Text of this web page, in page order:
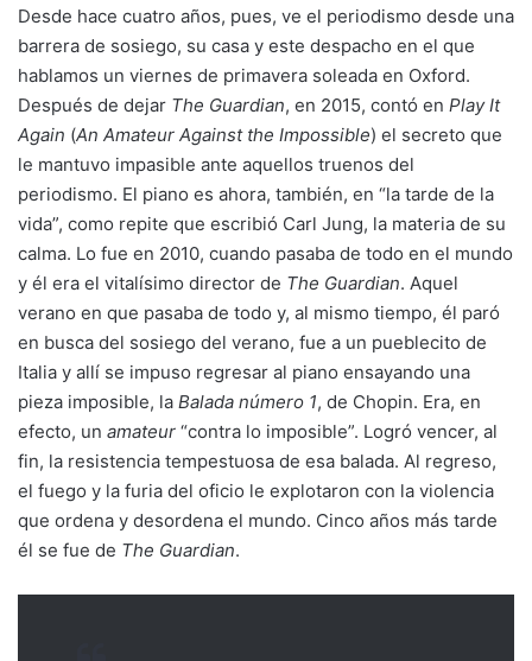
Desde hace cuatro años, pues, ve el periodismo desde una
barrera de sosiego, su casa y este despacho en el que
hablamos un viernes de primavera soleada en Oxford.
Después de dejar The Guardian, en 2015, contó en Play It
Again (An Amateur Against the Impossible) el secreto que
le mantuvo impasible ante aquellos truenos del
periodismo. El piano es ahora, también, en “la tarde de la
vida”, como repite que escribió Carl Jung, la materia de su
calma. Lo fue en 2010, cuando pasaba de todo en el mundo
y él era el vitalísimo director de The Guardian. Aquel
verano en que pasaba de todo y, al mismo tiempo, él paró
en busca del sosiego del verano, fue a un pueblecito de
Italia y allí se impuso regresar al piano ensayando una
pieza imposible, la Balada número 1, de Chopin. Era, en
efecto, un amateur “contra lo imposible”. Logró vencer, al
fin, la resistencia tempestuosa de esa balada. Al regreso,
el fuego y la furia del oficio le explotaron con la violencia
que ordena y desordena el mundo. Cinco años más tarde
él se fue de The Guardian.